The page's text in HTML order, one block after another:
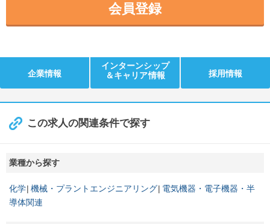
会員登録
企業情報
インターンシップ
＆キャリア情報
採用情報
この求人の関連条件で探す
業種から探す
化学 機械・プラントエンジニアリング 電気機器・電子機器・半
導体関連